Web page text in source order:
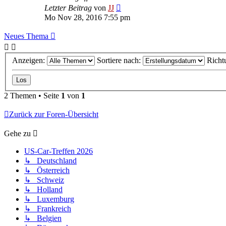
Letzter Beitrag von JJ
Mo Nov 28, 2016 7:55 pm
Neues Thema
Anzeigen: Sortiere nach:
2 Themen • Seite 1 von 1
Zurück zur Foren-Übersicht
Gehe zu
US-Car-Treffen 2026
↳ Deutschland
↳ Österreich
↳ Schweiz
↳ Holland
↳ Luxemburg
↳ Frankreich
↳ Belgien